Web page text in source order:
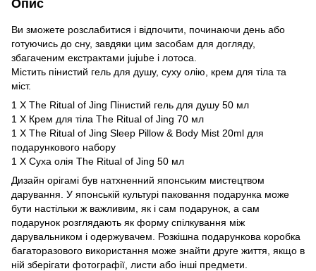
Опис
Ви зможете розслабитися і відпочити, починаючи день або
готуючись до сну, завдяки цим засобам для догляду,
збагаченим екстрактами jujube і лотоса.
Містить пінистий гель для душу, суху олію, крем для тіла та
міст.
1 X The Ritual of Jing Пінистий гель для душу 50 мл
1 X Крем для тіла The Ritual of Jing 70 мл
1 X The Ritual of Jing Sleep Pillow & Body Mist 20ml для
подарункового набору
1 X Суха олія The Ritual of Jing 50 мл
Дизайн орігамі був натхненний японським мистецтвом
дарування. У японській культурі паковання подарунка може
бути настільки ж важливим, як і сам подарунок, а сам
подарунок розглядають як форму спілкування між
дарувальником і одержувачем. Розкішна подарункова коробка
багаторазового використання може знайти друге життя, якщо в
ній зберігати фотографії, листи або інші предмети.